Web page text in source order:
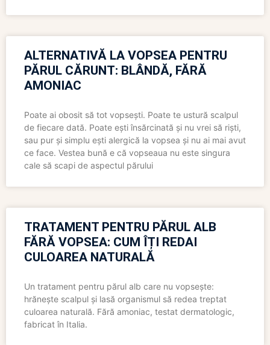
ALTERNATIVĂ LA VOPSEA PENTRU
PĂRUL CĂRUNT: BLÂNDĂ, FĂRĂ
AMONIAC
Poate ai obosit să tot vopsești. Poate te ustură scalpul
de fiecare dată. Poate ești însărcinată și nu vrei să riști,
sau pur și simplu ești alergică la vopsea și nu ai mai avut
ce face. Vestea bună e că vopseaua nu este singura
cale să scapi de aspectul părului
TRATAMENT PENTRU PĂRUL ALB
FĂRĂ VOPSEA: CUM ÎȚI REDAI
CULOAREA NATURALĂ
Un tratament pentru părul alb care nu vopsește:
hrănește scalpul și lasă organismul să redea treptat
culoarea naturală. Fără amoniac, testat dermatologic,
fabricat în Italia.